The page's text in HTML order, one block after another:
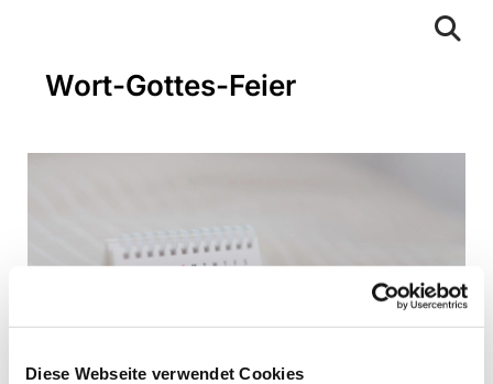
Diese Webseite verwendet Cookies
Wort-Gottes-Feier